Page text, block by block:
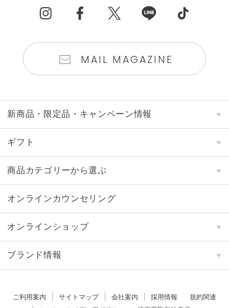
MAIL MAGAZINE
新商品・限定品・キャンペーン情報
ギフト
商品カテゴリーから選ぶ
オンラインカウンセリング
オンラインショップ
ブランド情報
ご利用案内 サイトマップ 会社案内 採用情報
規約関連